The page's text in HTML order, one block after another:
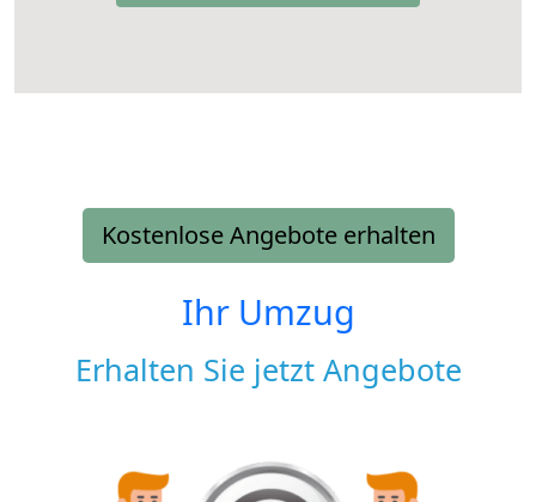
Kostenlose Angebote erhalten
Ihr Umzug
Erhalten Sie jetzt Angebote